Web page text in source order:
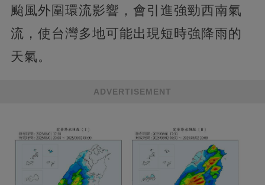
颱風外圍環流影響，會引進強勁西南氣
流，使台灣多地可能出現短時強降雨的
天氣。
ADVERTISEMENT